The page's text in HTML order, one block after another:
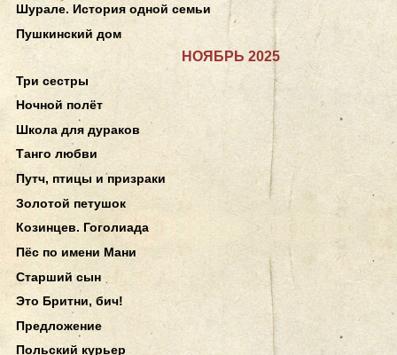
Шурале. История одной семьи
Пушкинский дом
НОЯБРЬ 2025
Три сестры
Ночной полёт
Школа для дураков
Танго любви
Путч, птицы и призраки
Золотой петушок
Козинцев. Гоголиада
Пёс по имени Мани
Старший сын
Это Бритни, бич!
Предложение
Польский курьер